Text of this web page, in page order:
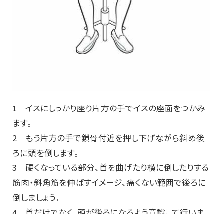
1 イスにしっかり座り片方の手でイスの座面をつかみ
ます。
2 もう片方の手で鎖骨付近を押し下げながら斜め後
ろに頭を倒します。
3 硬くなっている部分、首を曲げたり横に倒したりする
筋肉・斜角筋を伸ばすイメージ、痛くない範囲で後ろに
倒しましょう。